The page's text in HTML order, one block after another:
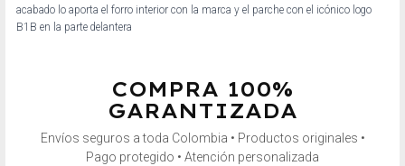
acabado lo aporta el forro interior con la marca y el parche con el icónico logo
B1B en la parte delantera
COMPRA 100%
GARANTIZADA
Envíos seguros a toda Colombia • Productos originales •
Pago protegido • Atención personalizada